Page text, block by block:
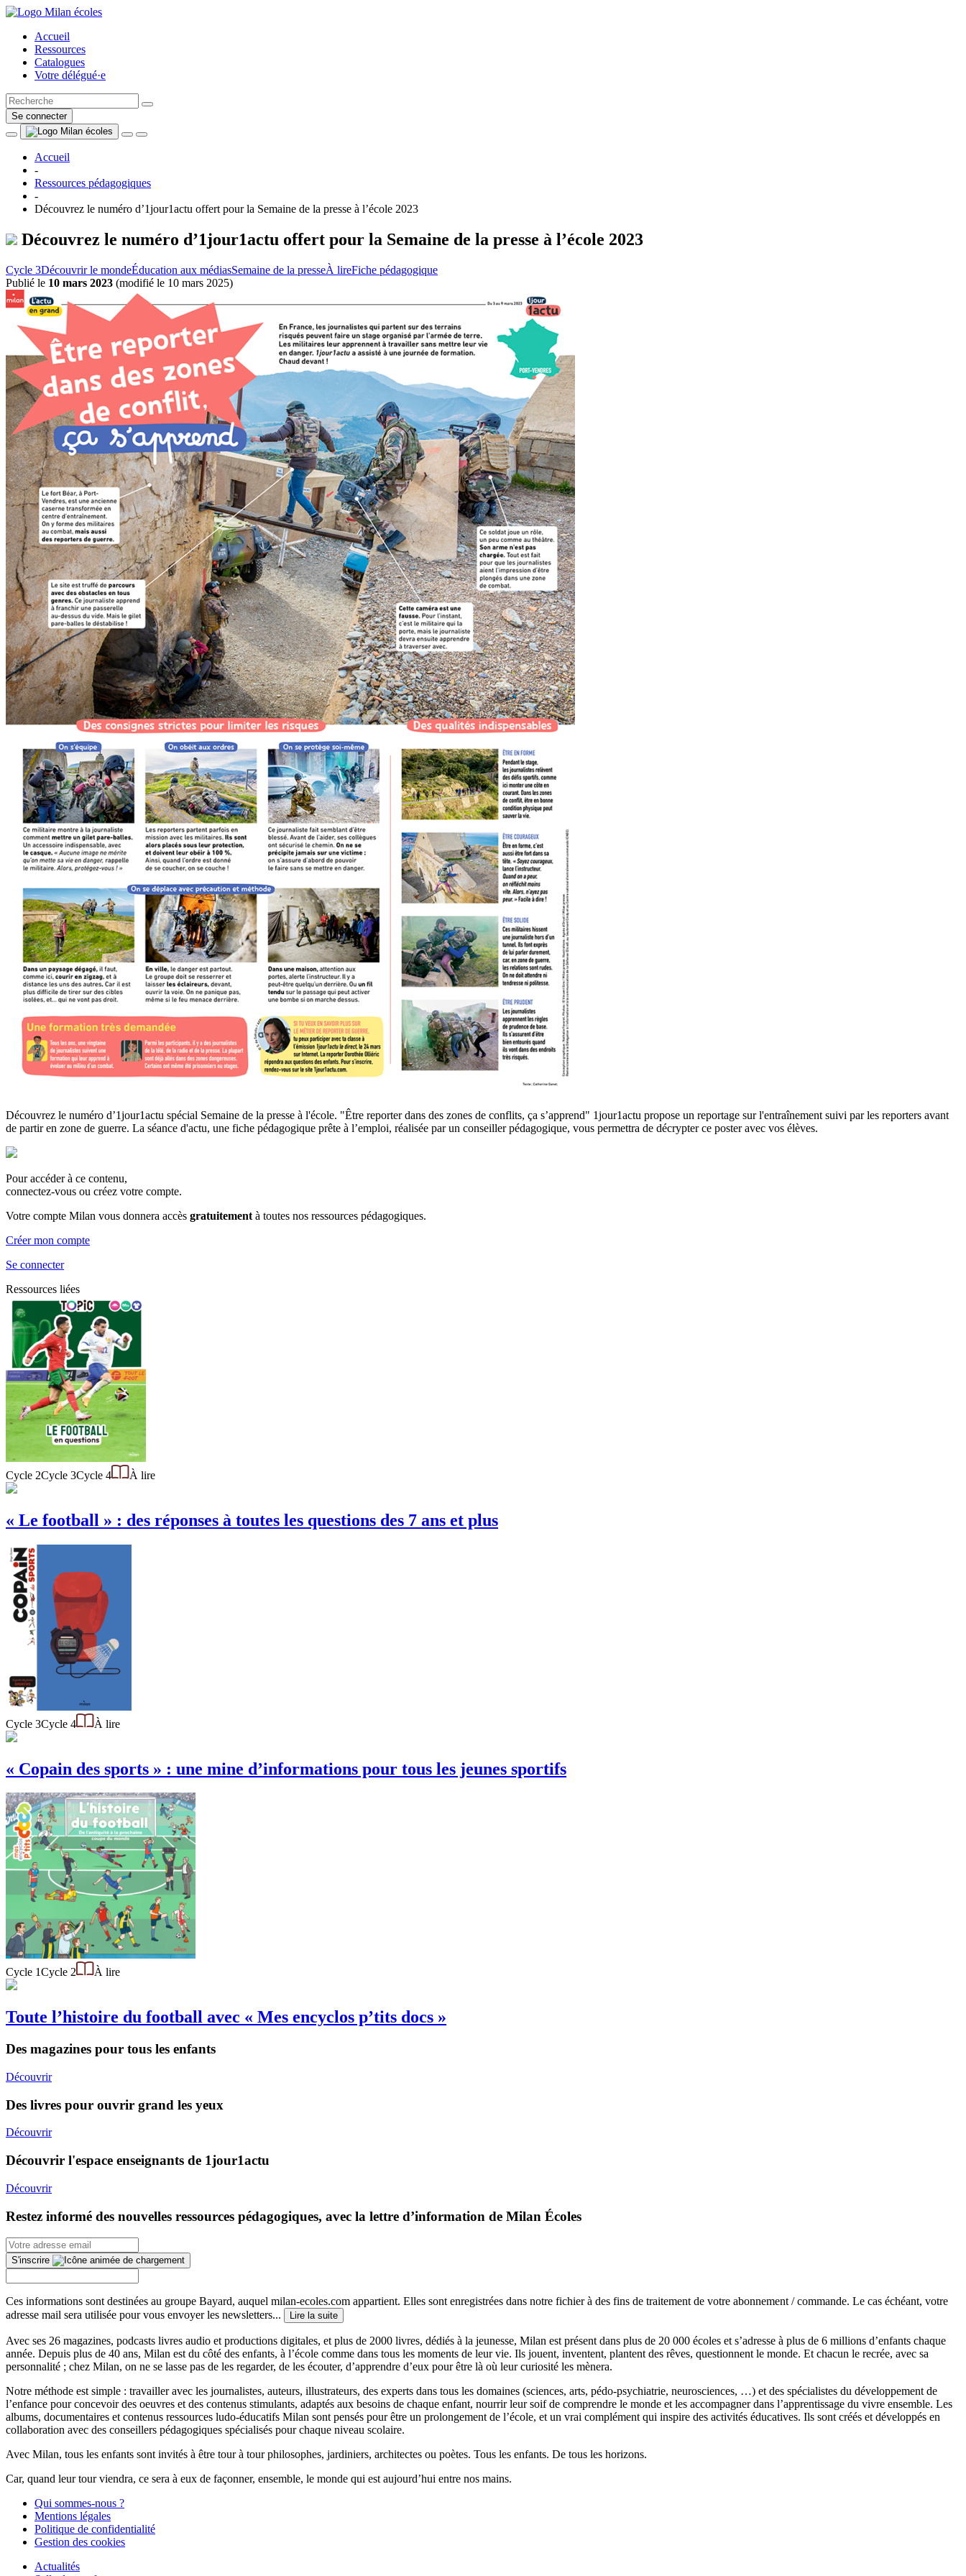
Accueil
Ressources
Catalogues
Votre délégué·e
Se connecter
Accueil
-
Ressources pédagogiques
-
Découvrez le numéro d’1jour1actu offert pour la Semaine de la presse à l’école 2023
Découvrez le numéro d’1jour1actu offert pour la Semaine de la presse à l’école 2023
Cycle 3Découvrir le mondeÉducation aux médiasSemaine de la presseÀ lireFiche pédagogique
Publié le 10 mars 2023 (modifié le 10 mars 2025)
Découvrez le numéro d’1jour1actu spécial Semaine de la presse à l'école. "Être reporter dans des zones de conflits, ça s’apprend" 1jour1actu propose un reportage sur l'entraînement suivi par les reporters avant
de partir en zone de guerre. La séance d'actu, une fiche pédagogique prête à l’emploi, réalisée par un conseiller pédagogique, vous permettra de décrypter ce poster avec vos élèves.
Pour accéder à ce contenu,
connectez-vous ou créez votre compte.
Votre compte Milan vous donnera accès gratuitement à toutes nos ressources pédagogiques.
Créer mon compte
Se connecter
Ressources liées
Cycle 2Cycle 3Cycle 4 À lire
« Le football » : des réponses à toutes les questions des 7 ans et plus
Cycle 3Cycle 4 À lire
« Copain des sports » : une mine d’informations pour tous les jeunes sportifs
Cycle 1Cycle 2 À lire
Toute l’histoire du football avec « Mes encyclos p’tits docs »
Des magazines pour tous les enfants
Découvrir
Des livres pour ouvrir grand les yeux
Découvrir
Découvrir l'espace enseignants de 1jour1actu
Découvrir
Restez informé des nouvelles ressources pédagogiques, avec la lettre d’information de Milan Écoles
S'inscrire
Ces informations sont destinées au groupe Bayard, auquel milan-ecoles.com appartient. Elles sont enregistrées dans notre fichier à des fins de traitement de votre abonnement / commande. Le cas échéant, votre
adresse mail sera utilisée pour vous envoyer les newsletters...
Lire la suite
Avec ses 26 magazines, podcasts livres audio et productions digitales, et plus de 2000 livres, dédiés à la jeunesse, Milan est présent dans plus de 20 000 écoles et s’adresse à plus de 6 millions d’enfants chaque
année. Depuis plus de 40 ans, Milan est du côté des enfants, à l’école comme dans tous les moments de leur vie. Ils jouent, inventent, plantent des rêves, questionnent le monde. Et chacun le recrée, avec sa
personnalité ; chez Milan, on ne se lasse pas de les regarder, de les écouter, d’apprendre d’eux pour être là où leur curiosité les mènera.
Notre méthode est simple : travailler avec les journalistes, auteurs, illustrateurs, des experts dans tous les domaines (sciences, arts, pédo-psychiatrie, neurosciences, …) et des spécialistes du développement de
l’enfance pour concevoir des oeuvres et des contenus stimulants, adaptés aux besoins de chaque enfant, nourrir leur soif de comprendre le monde et les accompagner dans l’apprentissage du vivre ensemble. Les
albums, documentaires et contenus ressources ludo-éducatifs Milan sont pensés pour être un prolongement de l’école, et un vrai complément qui inspire des activités éducatives. Ils sont créés et développés en
collaboration avec des conseillers pédagogiques spécialisés pour chaque niveau scolaire.
Avec Milan, tous les enfants sont invités à être tour à tour philosophes, jardiniers, architectes ou poètes. Tous les enfants. De tous les horizons.
Car, quand leur tour viendra, ce sera à eux de façonner, ensemble, le monde qui est aujourd’hui entre nos mains.
Qui sommes-nous ?
Mentions légales
Politique de confidentialité
Gestion des cookies
Actualités